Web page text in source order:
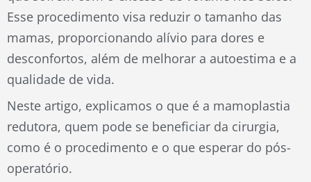
Esse procedimento visa reduzir o tamanho das
mamas, proporcionando alívio para dores e
desconfortos, além de melhorar a autoestima e a
qualidade de vida.
Neste artigo, explicamos o que é a mamoplastia
redutora, quem pode se beneficiar da cirurgia,
como é o procedimento e o que esperar do pós-
operatório.